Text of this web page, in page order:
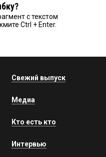
с текстом
Ctrl + Enter.
Свежий выпуск
Медиа
Кто есть кто
Интервью